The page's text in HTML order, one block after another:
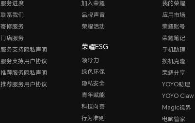
服务进度
联系我们
寄修服务
门店服务
服务支持隐私声明
服务支持用户协议
推荐服务隐私声明
推荐服务用户协议
加入荣耀
品牌声音
荣耀活动
荣耀ESG
领导力
绿色环保
隐私安全
青年赋能
科技向善
行为准则
我的荣耀
应用市场
荣耀账号
荣耀笔记
手机助理
换机克隆
荣耀分享
YOYO助理
YOYO Claw
Magic视界
电脑管家